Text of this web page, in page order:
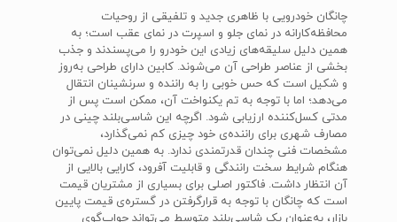
چانگان خودرویی با ظاهری جدید و تلفیقی از روحیات
محافظه‌کارانه در نمای جلو و اسپرت در نمای عقب است؛ به
همین دلیل سلیقه‌های زیادی این خودرو را می‌پسندند و جذب
بخشی از عناصر طراحی آن می‌شوند. کابین دارای طراحی به‌روز
و شکیل است که حس خوبی را به راننده و سرنشینان انتقال
می‌دهد؛ اما با توجه به تم یکنواخت آن، ممکن است پس از
مدتی کسل‌کننده ارزیابی شود. اگرچه این شاسی‌بلند چینی در
مصارف شهری برای راننده‌ی خود چیزی کم‌ نمی‌گذارد،
مشخصات فنی چندان قدرتمندی ندارد. به همین دلیل نمی‌توان
هنگام شرایط سخت رانندگی و قابلیت آفرود، کارایی بالایی از
آن انتظار داشت. فاکتور اصلی برای بسیاری از مشتریان قیمت
است که چانگان با توجه به قرارگرفتن در گستره‌ی قیمت پایین
بازار، به‌عنوان یک شاسی‌بلند متوسط می‌تواند جواب‌گوی